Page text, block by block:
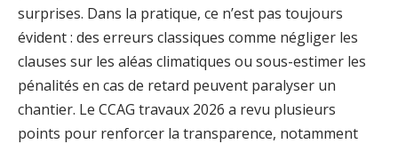
surprises. Dans la pratique, ce n’est pas toujours
évident : des erreurs classiques comme négliger les
clauses sur les aléas climatiques ou sous-estimer les
pénalités en cas de retard peuvent paralyser un
chantier. Le CCAG travaux 2026 a revu plusieurs
points pour renforcer la transparence, notamment